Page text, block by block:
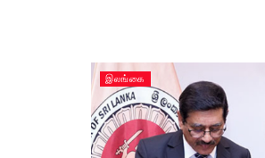
இலங்கை